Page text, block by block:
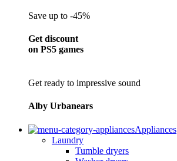
Save up to -45%
Get discount
on PS5 games
Get ready to impressive sound
Alby Urbanears
Appliances
Laundry
Tumble dryers